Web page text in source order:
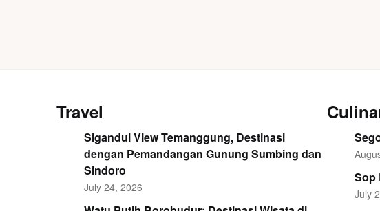
Travel
Sigandul View Temanggung, Destinasi
dengan Pemandangan Gunung Sumbing dan
Sindoro
July 24, 2026
Sop
July